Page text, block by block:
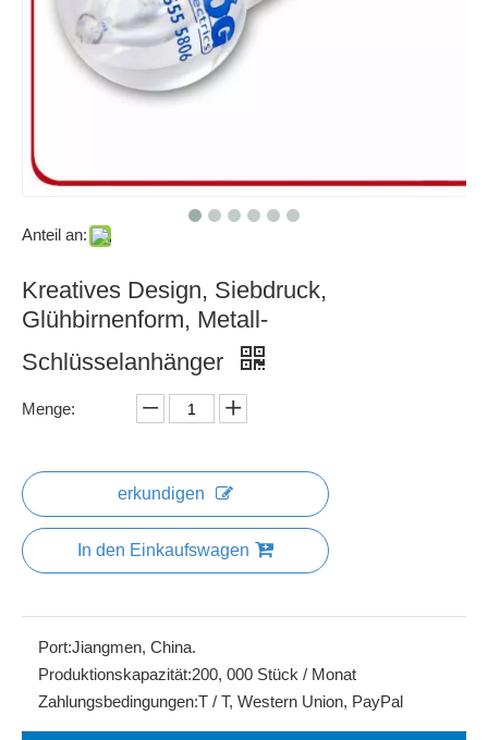
Anteil an:
Kreatives Design, Siebdruck,
Glühbirnenform, Metall-
Schlüsselanhänger
Menge:
erkundigen
In den Einkaufswagen
Port:Jiangmen, China.
Produktionskapazität:200, 000 Stück / Monat
Zahlungsbedingungen:T / T, Western Union, PayPal